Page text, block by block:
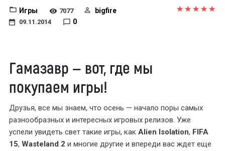
Игры 7077 bigfire
09.11.2014 0
Гамазавр — вот, где мы
покупаем игры!
Друзья, все мы знаем, что осень — начало поры самых
разнообразных и интересных игровых релизов. Уже
успели увидеть свет такие игры, как Alien Isolation, FIFA
15, Wasteland 2 и многие другие и впереди вас ждет еще